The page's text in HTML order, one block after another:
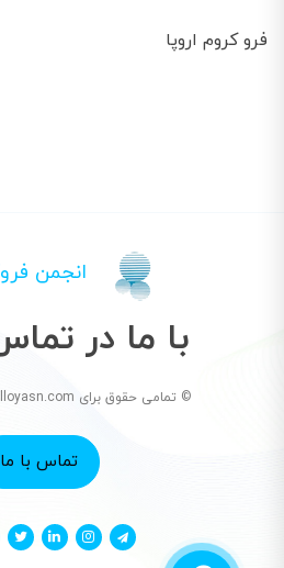
فرو کروم اروپا
انجمن
با ما در
© تمامی حقوق برای ferroalloyasn.com محفوظ است.
تماس با ما